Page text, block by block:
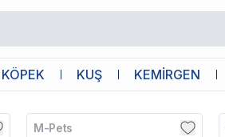
KÖPEK KUŞ KEMİRGEN
M-Pets